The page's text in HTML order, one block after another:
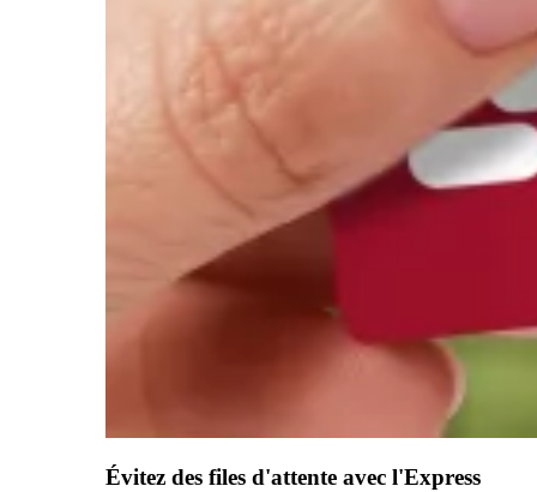
Évitez des files d'attente avec l'Express